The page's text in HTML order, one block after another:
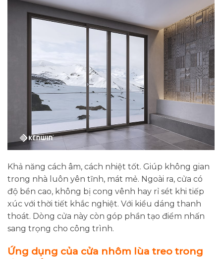
Khả năng cách âm, cách nhiệt tốt. Giúp không gian
trong nhà luôn yên tĩnh, mát mẻ. Ngoài ra, cửa có
độ bền cao, không bị cong vênh hay rỉ sét khi tiếp
xúc với thời tiết khắc nghiệt. Với kiểu dáng thanh
thoát. Dòng cửa này còn góp phần tạo điểm nhấn
sang trọng cho công trình.
Ứng dụng của cửa nhôm lùa treo trong